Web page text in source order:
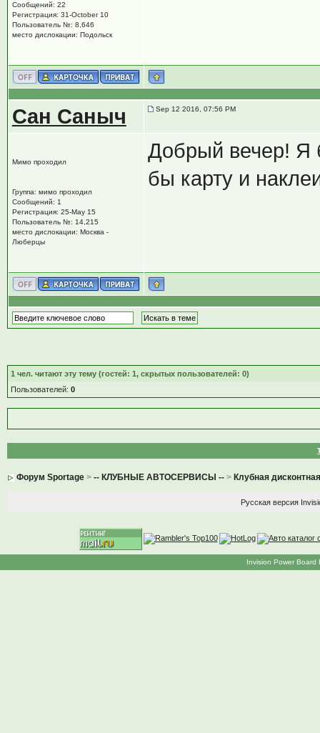
Сообщений: 22
Регистрация: 31-October 10
Пользователь №: 8,646
место дислокации: Подольск
Сан Саныч Sep 12 2016, 07:56 PM
Мимо проходил
Группа: мимо проходил
Сообщений: 1
Регистрация: 25-May 15
Пользователь №: 14,215
место дислокации: Москва -
Люберцы
Добрый вечер! Я
бы карту и
1 чел. читают эту тему (гостей: 1, скрытых пользователей: 0)
Пользователей: 0
Форум Sportage> -- КЛУБНЫЕ АВТОСЕРВИСЫ --> Клубная
Русская версия
Invision Power